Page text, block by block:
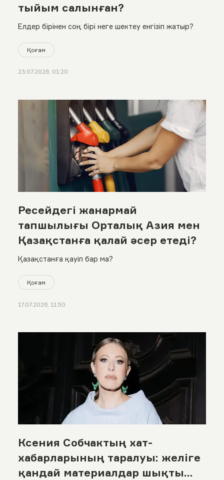
тыйым салынған?
Елдер бірінен соң бірі неге шектеу енгізіп жатыр?
Қоғам
23.07.2026, 01:20
Ресейдегі жанармай
тапшылығы Орталық Азия мен
Қазақстанға қалай әсер етеді?
Қазақстанға қауіп бар ма?
Қоғам
17.07.2026, 11:50
Ксения Собчактың хат-
хабарларының таралуы: желіге
қандай материалдар шықты